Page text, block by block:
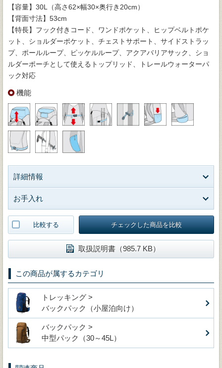
【容量】30L（高さ62×幅30×奥行き20cm）
【背面寸法】53cm
【特長】フック付きコード、ワンドポケット、ヒップベルトポケ
ット、ショルダーポケット、チェストサポート、サイドストラッ
プ、ポールループ、ピッケルループ、アクアバリアサック、ショ
ルダーポーチとして使えるトップリッド、トレールウォーターパ
ック対応
機能
詳細情報
お手入れ
比較する チェックした商品を比較
取扱説明書（985.7 KB）
この商品が属するカテゴリ
トレッキング >
バックパック（小屋泊向け）
バックパック >
中型パック（30～45L）